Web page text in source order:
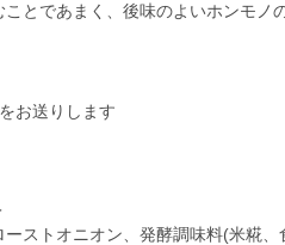
とであまく、後味のよいホンモノ
お送りします
ストオニオン、発酵調味料(米糀